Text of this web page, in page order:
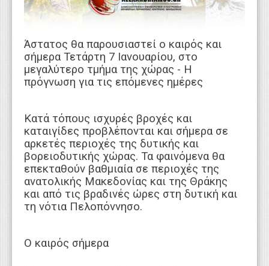
Άστατος θα παρουσιαστεί ο καιρός και
σήμερα Τετάρτη 7 Ιανουαρίου, στο
μεγαλύτερο τμήμα της χώρας - Η
πρόγνωση για τις επόμενες ημέρες
Κατά τόπους ισχυρές βροχές και
καταιγίδες προβλέπονται και σήμερα σε
αρκετές περιοχές της δυτικής και
βορειοδυτικής χώρας. Τα φαινόμενα θα
επεκταθούν βαθμιαία σε περιοχές της
ανατολικής Μακεδονίας και της Θράκης
και από τις βραδινές ώρες στη δυτική και
τη νότια Πελοπόννησο.
Ο καιρός σήμερα